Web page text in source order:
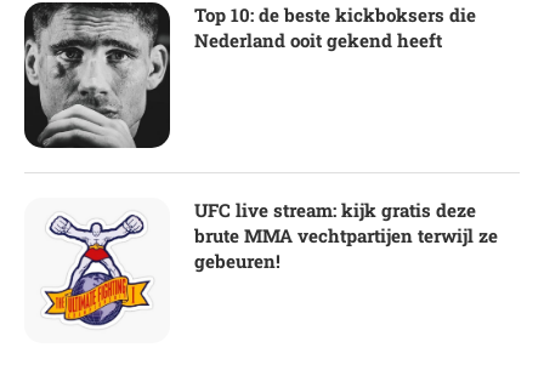
Top 10: de beste kickboksers die
Nederland ooit gekend heeft
UFC live stream: kijk gratis deze
brute MMA vechtpartijen terwijl ze
gebeuren!